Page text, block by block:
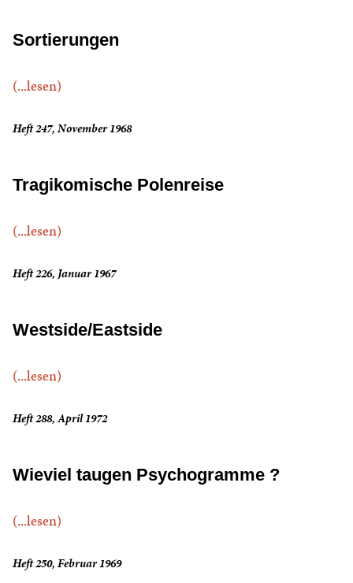
Sortierungen
(...lesen)
Heft 247, November 1968
Tragikomische Polenreise
(...lesen)
Heft 226, Januar 1967
Westside/Eastside
(...lesen)
Heft 288, April 1972
Wieviel taugen Psychogramme ?
(...lesen)
Heft 250, Februar 1969